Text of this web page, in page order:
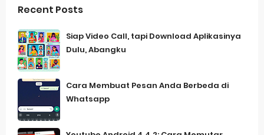
Recent Posts
Siap Video Call, tapi Download Aplikasinya
Dulu, Abangku
Cara Membuat Pesan Anda Berbeda di
Whatsapp